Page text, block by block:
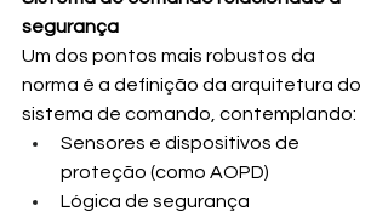
segurança
Um dos pontos mais robustos da
norma é a definição da arquitetura do
sistema de comando, contemplando:
Sensores e dispositivos de
proteção (como AOPD)
Lógica de segurança